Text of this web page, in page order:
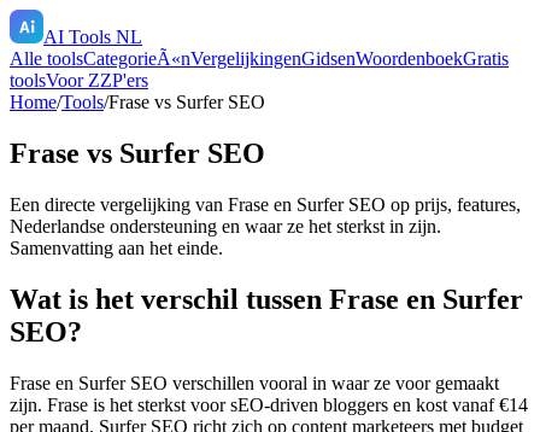
AI Tools NL
Alle toolsCategorieÃ«nVergelijkingenGidsenWoordenboekGratis
toolsVoor ZZP'ers
Home/Tools/Frase vs Surfer SEO
Frase vs Surfer SEO
Een directe vergelijking van Frase en Surfer SEO op prijs, features,
Nederlandse ondersteuning en waar ze het sterkst in zijn.
Samenvatting aan het einde.
Wat is het verschil tussen Frase en Surfer
SEO?
Frase en Surfer SEO verschillen vooral in waar ze voor gemaakt
zijn. Frase is het sterkst voor sEO-driven bloggers en kost vanaf €14
per maand. Surfer SEO richt zich op content marketeers met budget